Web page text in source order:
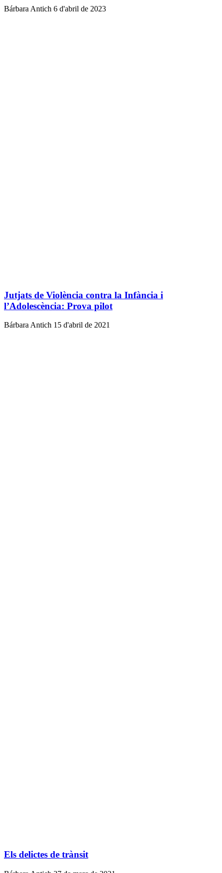
Bárbara Antich 6 d'abril de 2023
Jutjats de Violència contra la Infància i
l’Adolescència: Prova pilot
Bárbara Antich 15 d'abril de 2021
Els delictes de trànsit